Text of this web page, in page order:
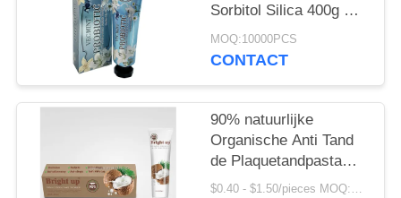
Sorbitol Silica 400g Wit
Papier Tube Doos
MOQ:10000PCS
CONTACT
90% natuurlijke
Organische Anti Tand
de Plaquetandpasta
van de Kokosnotenolie$0.40 - $1.50/pieces MOQ:240 Stukken